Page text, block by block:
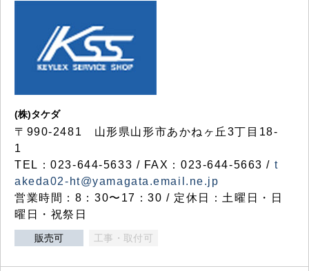
(株)タケダ
〒990-2481 山形県山形市あかねヶ丘3丁目18-
1
TEL：023-644-5633 / FAX：023-644-5663 / t
akeda02-ht@yamagata.email.ne.jp
営業時間：8：30〜17：30 / 定休日：土曜日・日
曜日・祝祭日
販売可 工事・取付可